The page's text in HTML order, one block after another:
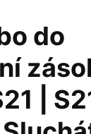
do
|